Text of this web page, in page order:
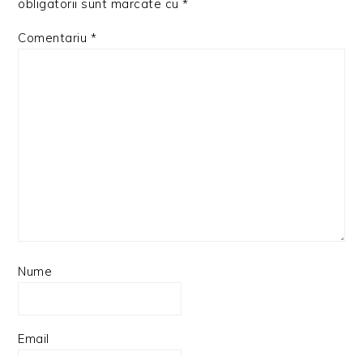
obligatorii sunt marcate cu*
Comentariu *
Nume
Email